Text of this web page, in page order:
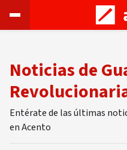
Noticias de
Entérate de las últimas
en Acento